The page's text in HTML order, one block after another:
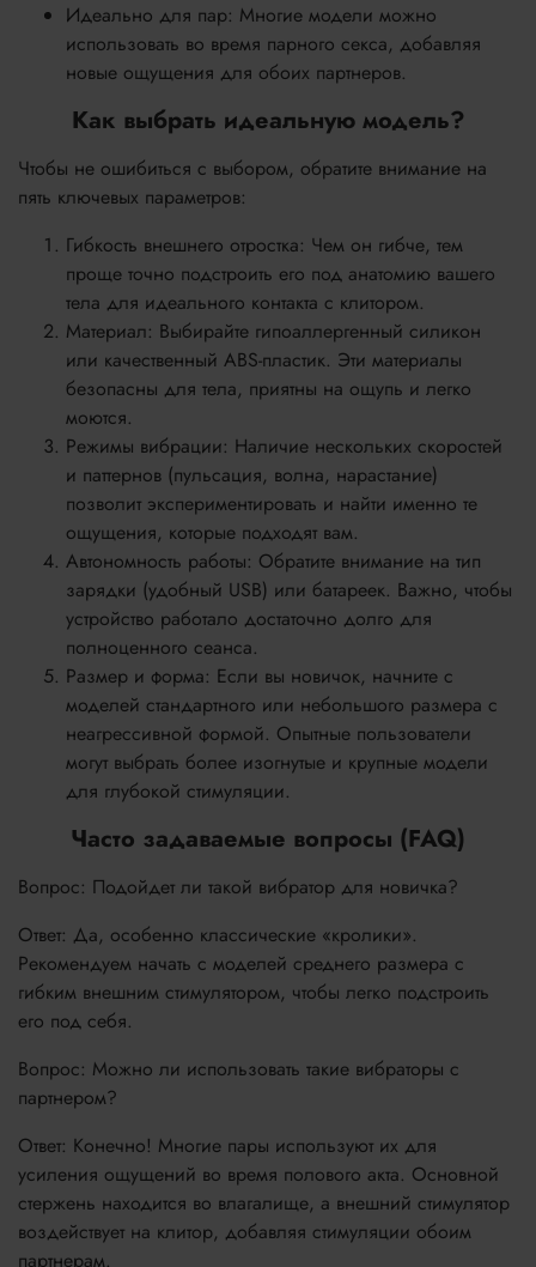
Идеально для пар: Многие модели можно
использовать во время парного секса, добавляя
новые ощущения для обоих партнеров.
Как выбрать идеальную модель?
Чтобы не ошибиться с выбором, обратите внимание на
пять ключевых параметров:
Гибкость внешнего отростка: Чем он гибче, тем
проще точно подстроить его под анатомию вашего
тела для идеального контакта с клитором.
Материал: Выбирайте гипоаллергенный силикон
или качественный ABS-пластик. Эти материалы
безопасны для тела, приятны на ощупь и легко
моются.
Режимы вибрации: Наличие нескольких скоростей
и паттернов (пульсация, волна, нарастание)
позволит экспериментировать и найти именно те
ощущения, которые подходят вам.
Автономность работы: Обратите внимание на тип
зарядки (удобный USB) или батареек. Важно, чтобы
устройство работало достаточно долго для
полноценного сеанса.
Размер и форма: Если вы новичок, начните с
моделей стандартного или небольшого размера с
неагрессивной формой. Опытные пользователи
могут выбрать более изогнутые и крупные модели
для глубокой стимуляции.
Часто задаваемые вопросы (FAQ)
Вопрос: Подойдет ли такой вибратор для новичка?
Ответ: Да, особенно классические «кролики».
Рекомендуем начать с моделей среднего размера с
гибким внешним стимулятором, чтобы легко подстроить
его под себя.
Вопрос: Можно ли использовать такие вибраторы с
партнером?
Ответ: Конечно! Многие пары используют их для
усиления ощущений во время полового акта. Основной
стержень находится во влагалище, а внешний стимулятор
воздействует на клитор, добавляя стимуляции обоим
партнерам.